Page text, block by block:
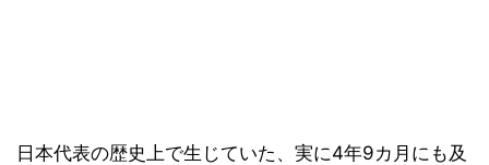
日本代表の歴史上で生じていた、実に4年9カ月にも及